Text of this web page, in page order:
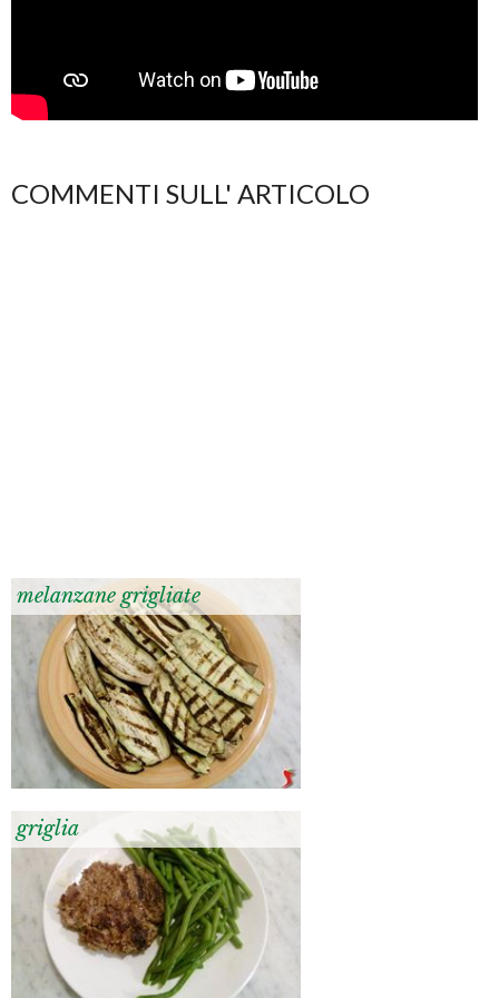
COMMENTI SULL' ARTICOLO
melanzane grigliate
griglia